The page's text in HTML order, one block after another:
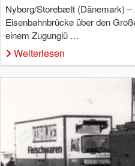
Nyborg/Storebælt (Dänemark) –
Eisenbahnbrücke über den
einem Zugunglü …
Weiterlesen